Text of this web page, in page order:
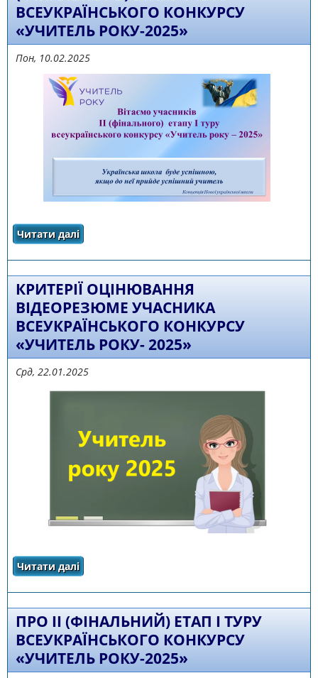
ВСЕУКРАЇНСЬКОГО КОНКУРСУ
«УЧИТЕЛЬ РОКУ-2025»
Пон, 10.02.2025
Читати далі
«Учитель року-2025»
КРИТЕРІЇ ОЦІНЮВАННЯ
ВІДЕОРЕЗЮМЕ УЧАСНИКА
ВСЕУКРАЇНСЬКОГО КОНКУРСУ
«УЧИТЕЛЬ РОКУ- 2025»
Срд, 22.01.2025
Читати далі
«УЧИТЕЛЬ РОКУ- 2025»
ПРО ІІ (ФІНАЛЬНИЙ) ЕТАП І ТУРУ
ВСЕУКРАЇНСЬКОГО КОНКУРСУ
«УЧИТЕЛЬ РОКУ-2025»